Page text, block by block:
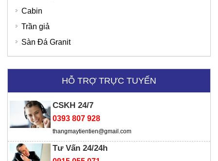
Cabin
Trần giả
Sàn Đá Granit
HỖ TRỢ TRỰC TUYẾN
CSKH 24/7
0393 807 928
thangmaytientien@gmail.com
Tư Vấn 24/24h